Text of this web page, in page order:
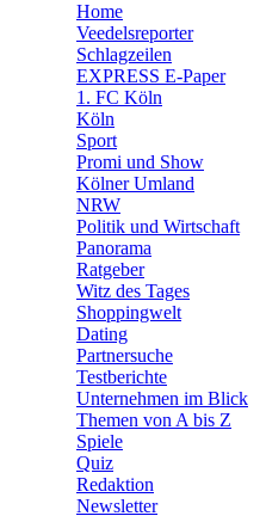
Home
Veedelsreporter
Schlagzeilen
EXPRESS E-Paper
1. FC Köln
Köln
Sport
Promi und Show
Kölner Umland
NRW
Politik und Wirtschaft
Panorama
Ratgeber
Witz des Tages
Shoppingwelt
Dating
Partnersuche
Testberichte
Unternehmen im Blick
Themen von A bis Z
Spiele
Quiz
Redaktion
Newsletter